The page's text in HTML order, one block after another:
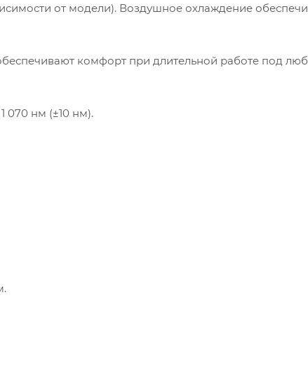
от модели). Воздушное охлаждение
комфорт при длительной работе под
070 нм (±10 нм).